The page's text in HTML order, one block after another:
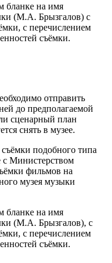
бланке на имя
(М.А. Брызгалов) с
с перечислением
съёмки.
отправить
до предполагаемой
сценарный план
снять в музее.
подобного типа
с Министерством
фильмов на
музея музыки
бланке на имя
(М.А. Брызгалов), с
с перечислением
съёмки.